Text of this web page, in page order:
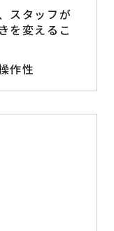
スタッフが
を変えるこ
作性